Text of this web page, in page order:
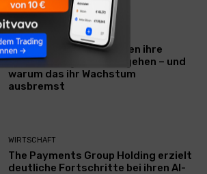
WERBUNG & MARKETING
Warum viele Unternehmen ihre
Vermarktung falsch angehen – und
warum das ihr Wachstum
ausbremst
WIRTSCHAFT
The Payments Group Holding erzielt
deutliche Fortschritte bei ihren AI-